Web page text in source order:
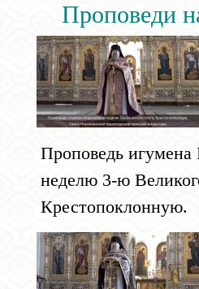
Проповеди
Проповедь
неделю 3-ю
Крестопоклонную.